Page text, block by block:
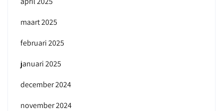
maart 2025
februari 2025
januari 2025
december 2024
november 2024